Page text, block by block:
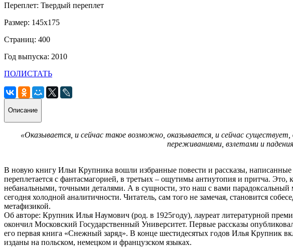
Переплет: Твердый переплет
Размер: 145х175
Страниц: 400
Год выпуска: 2010
ПОЛИСТАТЬ
Описание
«Оказывается, и сейчас такое возможно, оказывается, и сейчас
переживаниями, взлетами и
В новую книгу Ильи Крупника вошли избранные повести и рассказы,
переплетается с фантасмагорией, в третьих – ощутимы антиутопия и притча.
небанальными, точными деталями. А в сущности, это наш с вами
сегодня холодной аналитичности. Читатель, сам того не замечая, становится
метафизикой.
Об авторе: Крупник Илья Наумович (род. в 1925году), лауреат литературной
окончил Московский Государственный Университет. Первые рассказы
его первая книга «Снежный заряд». В конце шестидесятых годов Илья Крупник
изданы на польском, немецком и французском языках.